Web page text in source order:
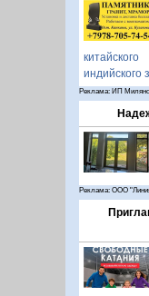
индийского
Реклама: ИП
Реклама: ООО